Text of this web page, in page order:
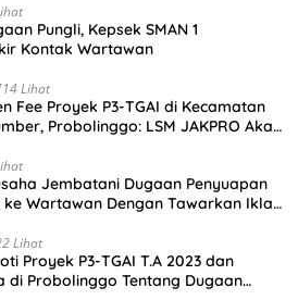
Pungli, Kepsek SMAN 1
Kontak Wartawan
Lihat
Fee Proyek P3-TGAI di Kecamatan
Probolinggo: LSM JAKPRO Akan
Jembatani Dugaan Penyuapan
ke Wartawan Dengan Tawarkan Iklan
Lihat
Proyek P3-TGAI T.A 2023 dan
di Probolinggo Tentang Dugaan